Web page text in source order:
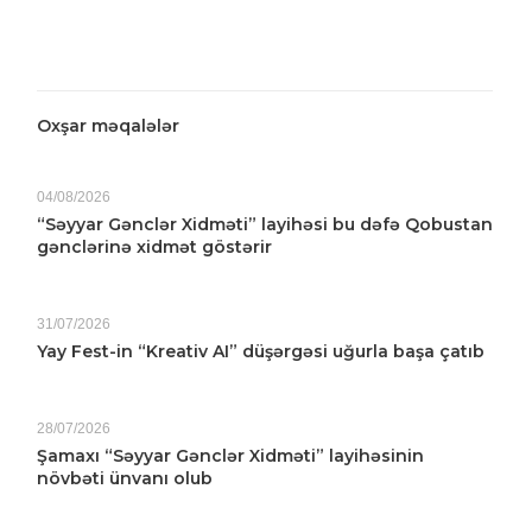
Oxşar məqalələr
04/08/2026
“Səyyar Gənclər Xidməti” layihəsi bu dəfə Qobustan
gənclərinə xidmət göstərir
31/07/2026
Yay Fest-in “Kreativ AI” düşərgəsi uğurla başa çatıb
28/07/2026
Şamaxı “Səyyar Gənclər Xidməti” layihəsinin
növbəti ünvanı olub